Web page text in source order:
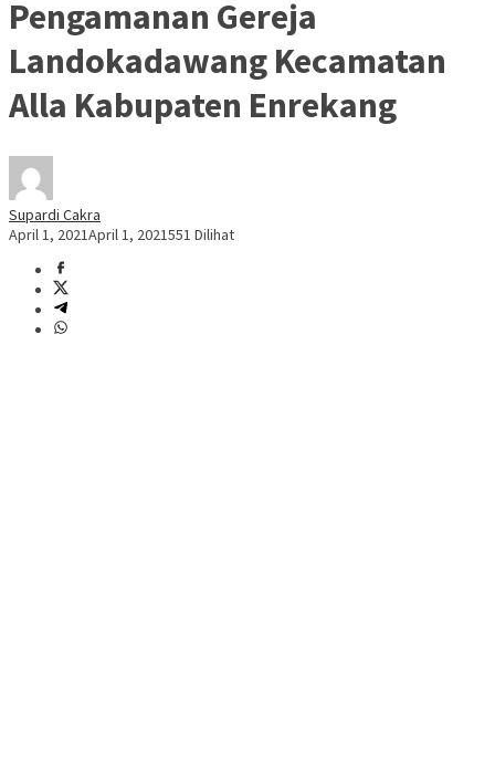
Pengamanan Gereja
Landokadawang Kecamatan
Alla Kabupaten Enrekang
Supardi Cakra
April 1, 2021April 1, 2021551 Dilihat